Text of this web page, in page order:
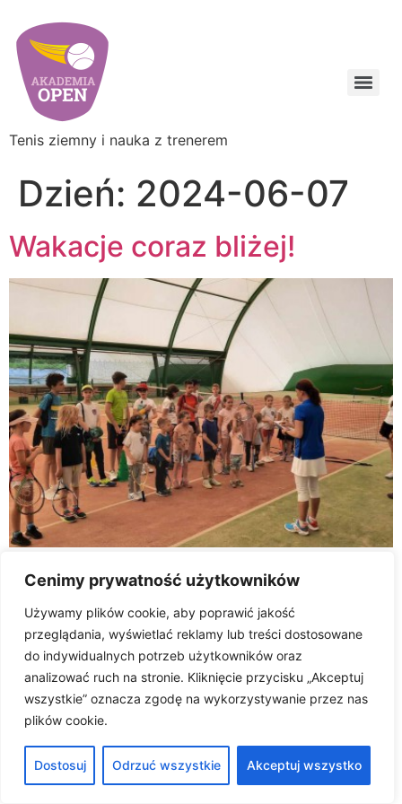
Cenimy prywatność użytkowników
Używamy plików cookie, aby poprawić jakość
przeglądania, wyświetlać reklamy lub treści dostosowane
do indywidualnych potrzeb użytkowników oraz
analizować ruch na stronie. Kliknięcie przycisku „Akceptuj
wszystkie” oznacza zgodę na wykorzystywanie przez nas
plików cookie.
Dostosuj Odrzuć wszystkie Akceptuj wszystko
Tenis ziemny i nauka z trenerem
Dzień: 2024-06-07
Wakacje coraz bliżej!
Tenis ziemny i nauka z trenerem
Wszelkie prawa zastrzeżone